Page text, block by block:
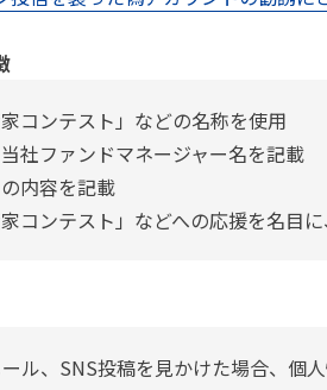
コンテスト」などの名称を使用
社ファンドマネージャー名を記載
内容を記載
家コンテスト」などへの応援を名目
ル、SNS投稿を見かけた場合、個